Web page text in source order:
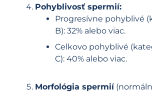
Pohyblivosť spermií:
Progresívne pohyblivé
B): 32% alebo viac.
Celkovo pohyblivé
C): 40% alebo viac.
Morfológia spermií